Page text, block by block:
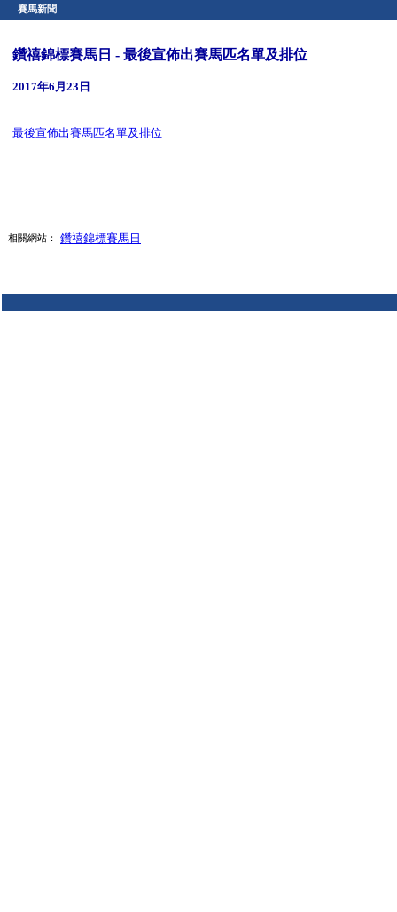
賽馬新聞
鑽禧錦標賽馬日 - 最後宣佈出賽馬匹名單及排位
2017年6月23日
最後宣佈出賽馬匹名單及排位
相關網站： 鑽禧錦標賽馬日